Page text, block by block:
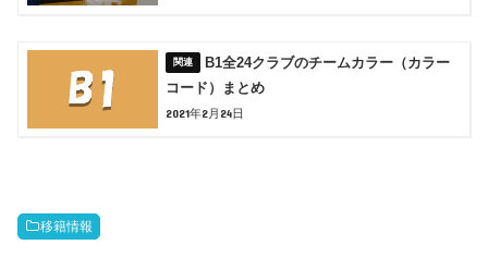
B1全24クラブのチームカラー（カラー
コード）まとめ
2021年2月24日
移籍情報